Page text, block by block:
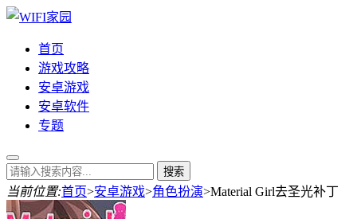
首页
游戏攻略
安卓游戏
安卓软件
专题
当前位置:首页>安卓游戏>角色扮演>Material Girl去圣光补丁